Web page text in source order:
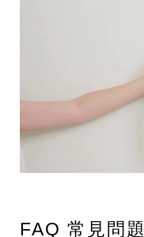
FAQ 常見問題